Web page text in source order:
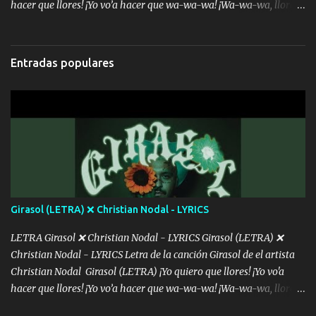
hacer que llores! ¡Yo vo’a hacer que wa-wa-wa! ¡Wa-wa-wa, llores!
cada que intentas cantar Cada que intentas rapear, cada que
intentas rimar Pobre payaso que usa a todo el mundo pa' conectar
con la gente Dices "Latino Gang" pero pisas a to'a tu gente Pa’ dar
menos se prudente Hoy me sabe a mierda, traigo un Balvin en los
dientes Por falta de empatía le toca ser resiliente ¿Acaso eres
consciente de los followers que mueves? Parcerito, abre los ojos y
ve el poder que tienes Otro chiste malo son los nombres de tus
álbum's "José, vibras colores con la energía del diablo " ¿Si ...
Entradas populares
Girasol (LETRA) ❌ Christian Nodal - LYRICS
LETRA Girasol ❌ Christian Nodal - LYRICS Girasol (LETRA) ❌
Christian Nodal - LYRICS Letra de la canción Girasol de el artista
Christian Nodal Girasol (LETRA) ¡Yo quiero que llores! ¡Yo vo'a
hacer que llores! ¡Yo vo’a hacer que wa-wa-wa! ¡Wa-wa-wa, llores!